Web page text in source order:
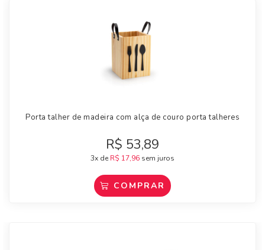
Porta talher de madeira com alça de couro porta talheres
R$ 53,89
3x de R$ 17,96 sem juros
COMPRAR